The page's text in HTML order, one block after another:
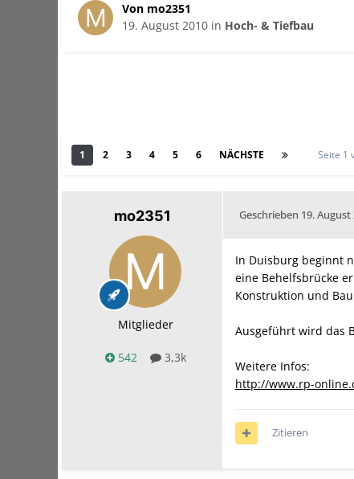
Von mo2351
19. August 2010 in Hoch- & Tiefbau
1 2 3 4 5 6 NÄCHSTE Seite 1
mo2351
Mitglieder
542 3,3k
Geschrieben 19. August
In Duisburg beginnt
eine Behelfsbrücke
Konstruktion und
Ausgeführt wird das
Weitere Infos:
http://www.rp-
Zitieren